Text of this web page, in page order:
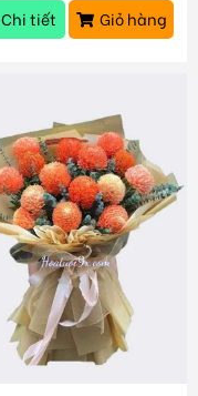
Chi tiết
Giỏ hàng